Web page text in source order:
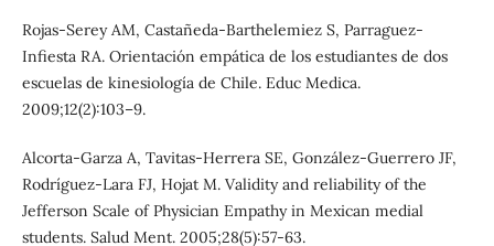
Rojas-Serey AM, Castañeda-Barthelemiez S, Parraguez-
Infiesta RA. Orientación empática de los estudiantes de dos
escuelas de kinesiología de Chile. Educ Medica.
2009;12(2):103–9.
Alcorta-Garza A, Tavitas-Herrera SE, González-Guerrero JF,
Rodríguez-Lara FJ, Hojat M. Validity and reliability of the
Jefferson Scale of Physician Empathy in Mexican medial
students. Salud Ment. 2005;28(5):57-63.